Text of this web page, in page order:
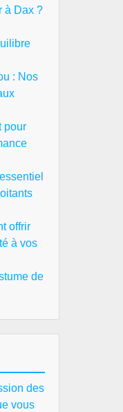
à Dax ?
: Nos
pour
offrir
à vos
de
des
vous